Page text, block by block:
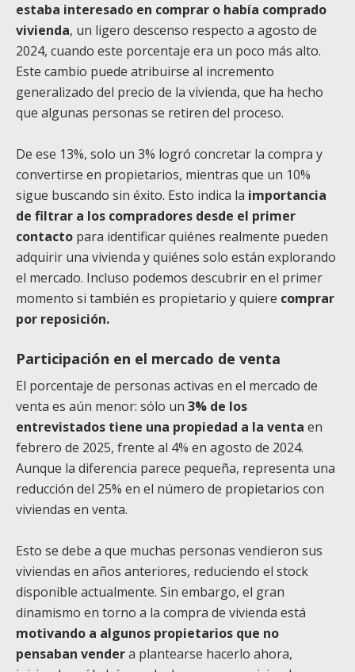
estaba interesado en comprar o había comprado
vivienda, un ligero descenso respecto a agosto de
2024, cuando este porcentaje era un poco más alto.
Este cambio puede atribuirse al incremento
generalizado del precio de la vivienda, que ha hecho
que algunas personas se retiren del proceso.
De ese 13%, solo un 3% logró concretar la compra y
convertirse en propietarios, mientras que un 10%
sigue buscando sin éxito. Esto indica la importancia
de filtrar a los compradores desde el primer
contacto para identificar quiénes realmente pueden
adquirir una vivienda y quiénes solo están explorando
el mercado. Incluso podemos descubrir en el primer
momento si también es propietario y quiere comprar
por reposición.
Participación en el mercado de venta
El porcentaje de personas activas en el mercado de
venta es aún menor: sólo un 3% de los
entrevistados tiene una propiedad a la venta en
febrero de 2025, frente al 4% en agosto de 2024.
Aunque la diferencia parece pequeña, representa una
reducción del 25% en el número de propietarios con
viviendas en venta.
Esto se debe a que muchas personas vendieron sus
viviendas en años anteriores, reduciendo el stock
disponible actualmente. Sin embargo, el gran
dinamismo en torno a la compra de vivienda está
motivando a algunos propietarios que no
pensaban vendera plantearse hacerlo ahora,